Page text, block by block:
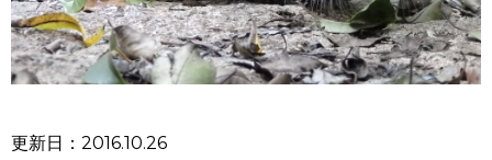
更新日：2016.10.26